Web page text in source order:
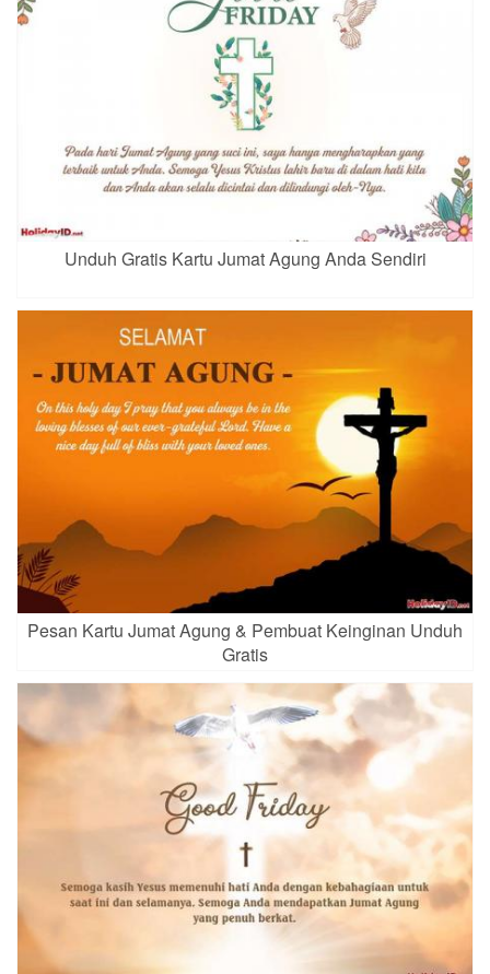
Unduh Gratis Kartu Jumat Agung Anda Sendiri
Pesan Kartu Jumat Agung & Pembuat Keinginan Unduh
Gratis